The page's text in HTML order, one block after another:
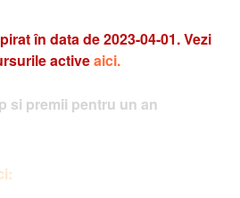
în data de 2023-04-01. Vezi
activeaici.
premii pentru un an